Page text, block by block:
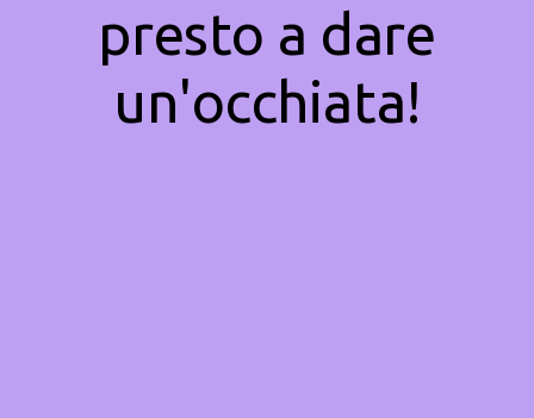
presto a dare
un'occhiata!